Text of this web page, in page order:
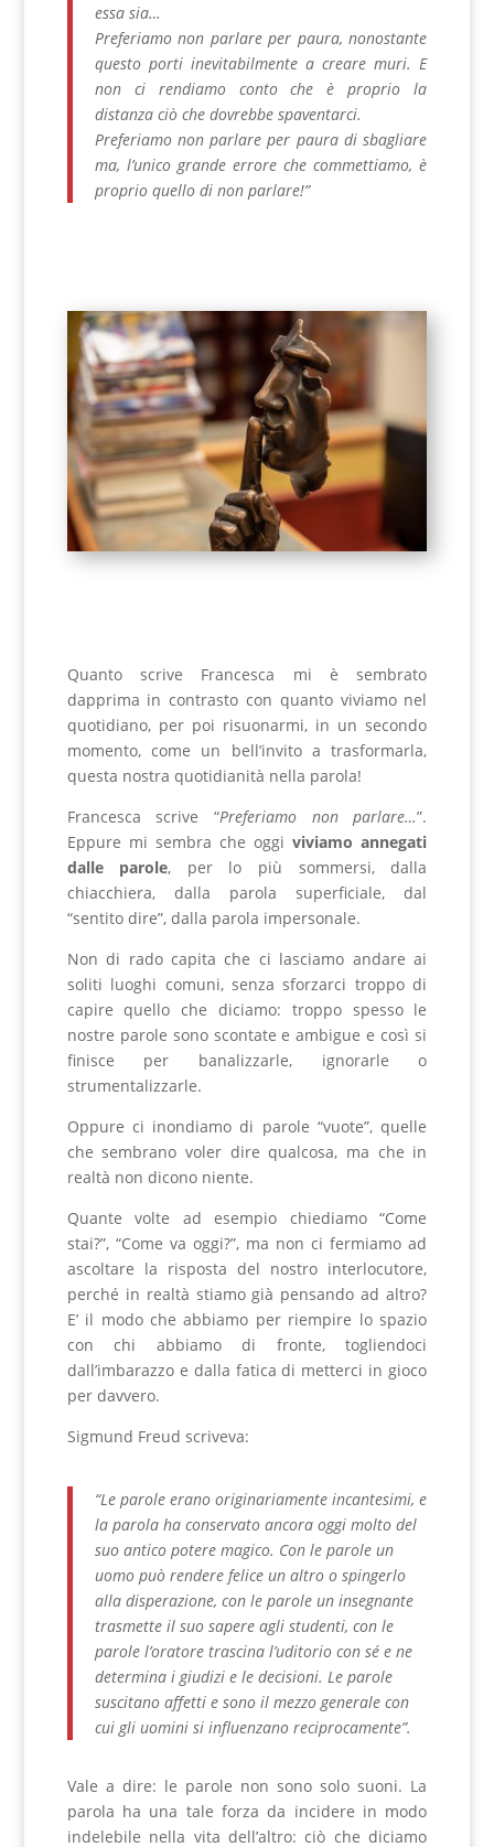
essa sia…
Preferiamo non parlare per paura, nonostante
questo porti inevitabilmente a creare muri. E
non ci rendiamo conto che è proprio la
distanza ciò che dovrebbe spaventarci.
Preferiamo non parlare per paura di sbagliare
ma, l’unico grande errore che commettiamo, è
proprio quello di non parlare!”
Quanto scrive Francesca mi è sembrato
dapprima in contrasto con quanto viviamo nel
quotidiano, per poi risuonarmi, in un secondo
momento, come un bell’invito a trasformarla,
questa nostra quotidianità nella parola!
Francesca scrive “Preferiamo non parlare…”.
Eppure mi sembra che oggiviviamo annegati
dalle parole, per lo più sommersi, dalla
chiacchiera, dalla parola superficiale, dal
“sentito dire”, dalla parola impersonale.
Non di rado capita che ci lasciamo andare ai
soliti luoghi comuni, senza sforzarci troppo di
capire quello che diciamo: troppo spesso le
nostre parole sono scontate e ambigue e così si
finisce per banalizzarle, ignorarle o
strumentalizzarle.
Oppure ci inondiamo di parole “vuote”, quelle
che sembrano voler dire qualcosa, ma che in
realtà non dicono niente.
Quante volte ad esempio chiediamo “Come
stai?”, “Come va oggi?”, ma non ci fermiamo ad
ascoltare la risposta del nostro interlocutore,
perché in realtà stiamo già pensando ad altro?
E’ il modo che abbiamo per riempire lo spazio
con chi abbiamo di fronte, togliendoci
dall’imbarazzo e dalla fatica di metterci in gioco
per davvero.
Sigmund Freud scriveva:
“Le parole erano originariamente incantesimi, e
la parola ha conservato ancora oggi molto del
suo antico potere magico. Con le parole un
uomo può rendere felice un altro o spingerlo
alla disperazione, con le parole un insegnante
trasmette il suo sapere agli studenti, con le
parole l’oratore trascina l’uditorio con sé e ne
determina i giudizi e le decisioni. Le parole
suscitano affetti e sono il mezzo generale con
cui gli uomini si influenzano reciprocamente”.
Vale a dire: le parole non sono solo suoni. La
parola ha una tale forza da incidere in modo
indelebile nella vita dell’altro: ciò che diciamo